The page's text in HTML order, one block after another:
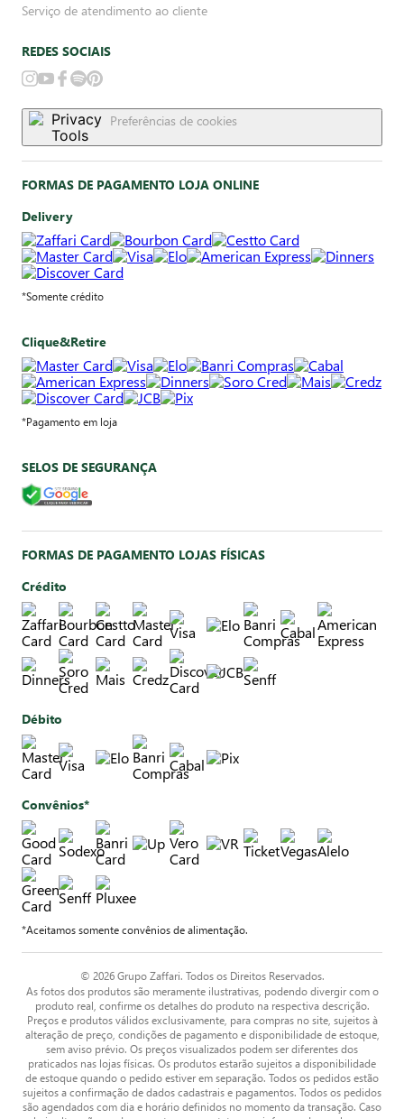
Serviço de atendimento ao cliente
REDES SOCIAIS
Preferências de cookies
FORMAS DE PAGAMENTO LOJA ONLINE
Delivery
*Somente crédito
Clique&Retire
*Pagamento em loja
SELOS DE SEGURANÇA
FORMAS DE PAGAMENTO LOJAS FÍSICAS
Crédito
Débito
Convênios*
*Aceitamos somente convênios de alimentação.
© 2026 Grupo Zaffari. Todos os Direitos Reservados.
As fotos dos produtos são meramente ilustrativas, podendo divergir com o
produto real, confirme os detalhes do produto na respectiva descrição.
Preços e produtos válidos exclusivamente, para compras no site, sujeitos à
alteração de preço, condições de pagamento e disponibilidade de estoque,
sem aviso prévio. Os preços visualizados podem ser diferentes dos
praticados nas lojas físicas. Os produtos estarão sujeitos a disponibilidade
de estoque quando o pedido estiver em separação. Todos os pedidos estão
sujeitos a confirmação de dados cadastrais e pagamentos. Todos os pedidos
são agendados com dia e horário definidos no momento da transação. Caso